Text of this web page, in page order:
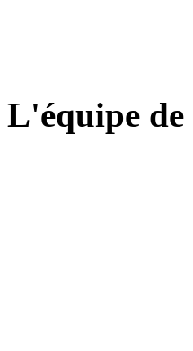
L'équipe